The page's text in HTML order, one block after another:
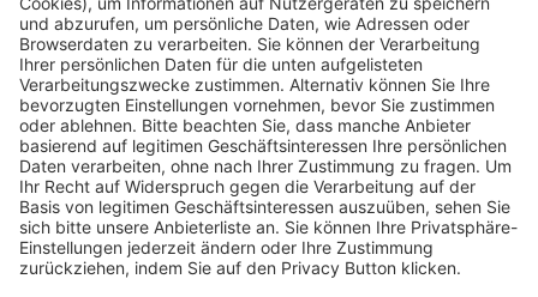
Pässe und Vereinswechsel
Trainerausbildung
Schulungsangebot Vereinsmitarbeiter
BFV-Geschäftsstellen
Trainerbörse
Login SpielPlus
FOLGE DEM BFV